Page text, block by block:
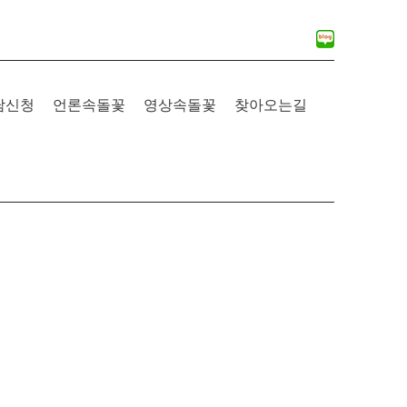
신청 언론속돌꽃 영상속돌꽃 찾아오는길